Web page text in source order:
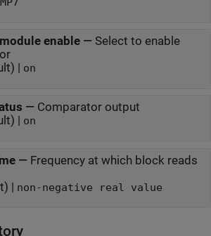
enable— Select to enable
| on
— Comparator output
| on
— Frequency at which block reads
| non-negative real value